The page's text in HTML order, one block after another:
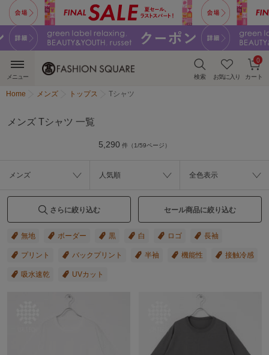
検索 お気に入り カート
0
メニュー
Home メンズ トップス Tシャツ
メンズ Tシャツ 一覧
5,290 件（1/59ページ）
メンズ 人気順 全色表示
さらに絞り込む セール商品に絞り込む
無地 ボーダー 黒 白 ロゴ 長袖
プリント バックプリント 半袖 機能性 接触冷感
吸水速乾 UVカット